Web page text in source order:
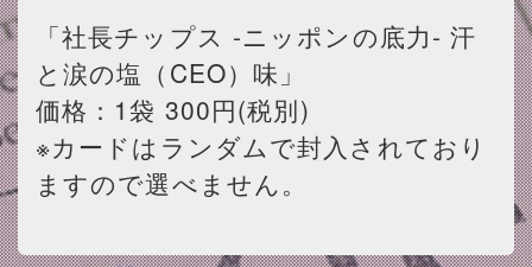
「社長チップス -ニッポンの底力- 汗
と涙の塩（CEO）味」
価格：1袋 300円(税別)
※カードはランダムで封入されており
ますので選べません。